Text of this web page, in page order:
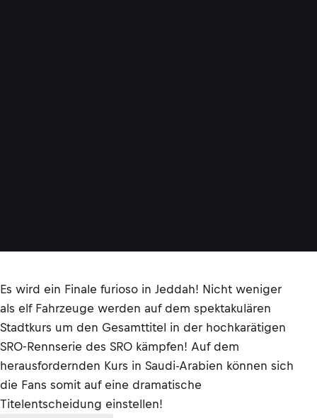
Es wird ein Finale furioso in Jeddah! Nicht weniger
als elf Fahrzeuge werden auf dem spektakulären
Stadtkurs um den Gesamttitel in der hochkarätigen
SRO-Rennserie des SRO kämpfen! Auf dem
herausfordernden Kurs in Saudi-Arabien können sich
die Fans somit auf eine dramatische
Titelentscheidung einstellen!